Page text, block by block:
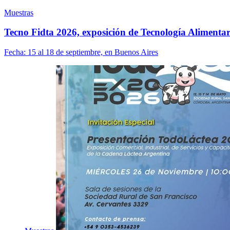
Muestras
Tecno Fidta 2026, exposición de Tecnología
Fecha: 15 al 18 de septiembre, en Buenos Aires